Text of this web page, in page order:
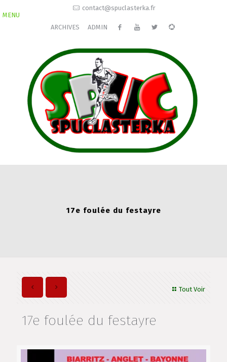
contact@spuclasterka.fr
ARCHIVES ADMIN
MENU
17e foulée du festayre
Tout Voir
17e foulée du festayre